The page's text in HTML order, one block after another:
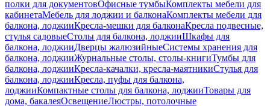
полки для документовОфисные тумбыКомплекты мебели для
кабинетаМебель для лоджии и балконаКомплекты мебели для
балкона, лоджииКресла-мешки для балконаКресла подвесные,
стулья садовыеСтолы для балкона, лоджииШкафы для
балкона, лоджииДверцы жалюзийныеСистемы хранения для
балкона, лоджииЖурнальные столы, столы-книгиТумбы для
балкона, лоджииКресла-качалки, кресла-маятникиСтулья для
балкона, лоджииКресла, пуфы для балкона,
лоджииКомпактные столы для балкона, лоджииТовары для
дома, бакалеяОсвещениеЛюстры, потолочные